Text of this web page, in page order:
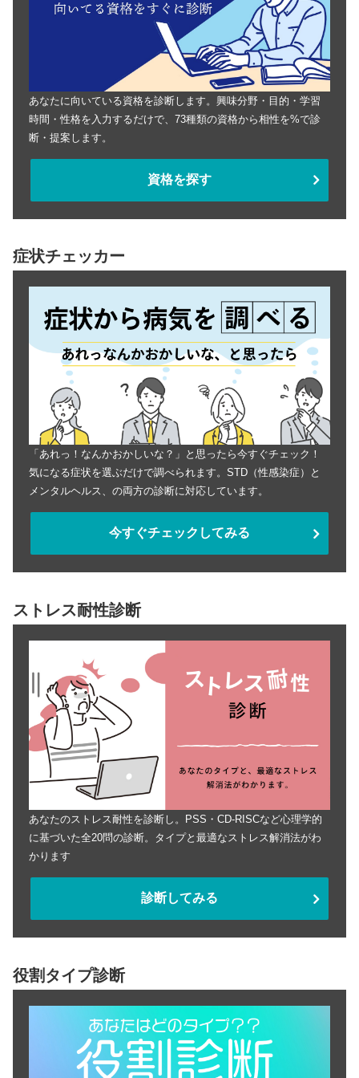
あなたに向いている資格を診断します。興味分野・目的・学習
時間・性格を入力するだけで、73種類の資格から相性を%で診
断・提案します。
資格を探す
症状チェッカー
「あれっ！なんかおかしいな？」と思ったら今すぐチェック！
気になる症状を選ぶだけで調べられます。STD（性感染症）と
メンタルヘルス、の両方の診断に対応しています。
今すぐチェックしてみる
ストレス耐性診断
あなたのストレス耐性を診断し。PSS・CD-RISCなど心理学的
に基づいた全20問の診断。タイプと最適なストレス解消法がわ
かります
診断してみる
役割タイプ診断